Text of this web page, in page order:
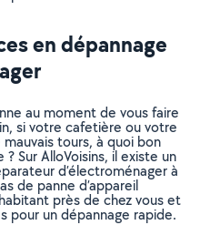
en dépannage
au moment de vous faire
si votre cafetière ou votre
tours, à quoi bon
Sur AlloVoisins, il existe un
d’électroménager à
de panne d’appareil
près de chez vous et
pour un dépannage rapide.